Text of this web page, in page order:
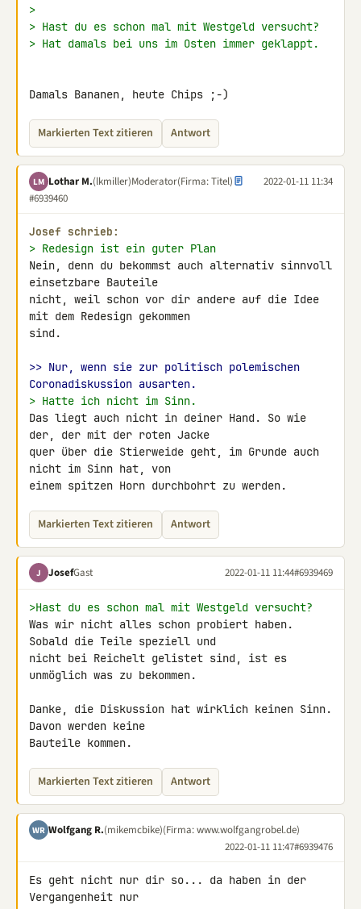
>
> Hast du es schon mal mit Westgeld versucht?
> Hat damals bei uns im Osten immer geklappt.
Damals Bananen, heute Chips ;-)
Markierten Text zitieren Antwort
LM Lothar M.(lkmiller)Moderator(Firma: Titel)
2022-01-11 11:34
#6939460
Josef schrieb:
> Redesign ist ein guter Plan
Nein, denn du bekommst auch alternativ sinnvoll
einsetzbare Bauteile
nicht, weil schon vor dir andere auf die Idee
mit dem Redesign gekommen
sind.
>> Nur, wenn sie zur politisch polemischen
Coronadiskussion ausarten.
> Hatte ich nicht im Sinn.
Das liegt auch nicht in deiner Hand. So wie
der, der mit der roten Jacke
quer über die Stierweide geht, im Grunde auch
nicht im Sinn hat, von
einem spitzen Horn durchbohrt zu werden.
Markierten Text zitieren Antwort
J JosefGast 2022-01-11 11:44#6939469
>Hast du es schon mal mit Westgeld versucht?
Was wir nicht alles schon probiert haben.
Sobald die Teile speziell und
nicht bei Reichelt gelistet sind, ist es
unmöglich was zu bekommen.
Danke, die Diskussion hat wirklich keinen Sinn.
Davon werden keine
Bauteile kommen.
Markierten Text zitieren Antwort
WR Wolfgang R.(mikemcbike)(Firma: www.wolfgangrobel.de)
2022-01-11 11:47#6939476
Es geht nicht nur dir so... da haben in der
Vergangenheit nur